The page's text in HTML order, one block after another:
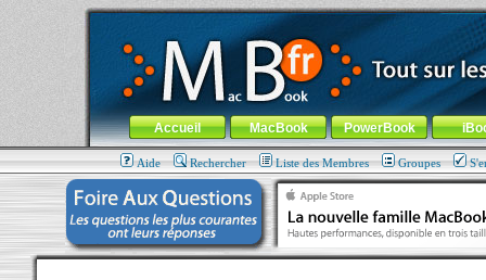
MacBook-fr.com : 100% Apple... 100% nomade !
Aller au contenu-Aller au menu général-Aller au menu de
Menu général
Accueil MacBook PowerBook
Aide Rechercher Liste des Membres Groupes